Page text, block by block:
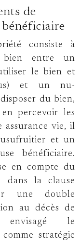
de
consiste à
bien entre un
le bien et
et un nu-
du bien,
percevoir les
assurance vie, il
et un
bénéficiaire.
en compte du
dans la clause
une double
au décès de
envisagé le
stratégie